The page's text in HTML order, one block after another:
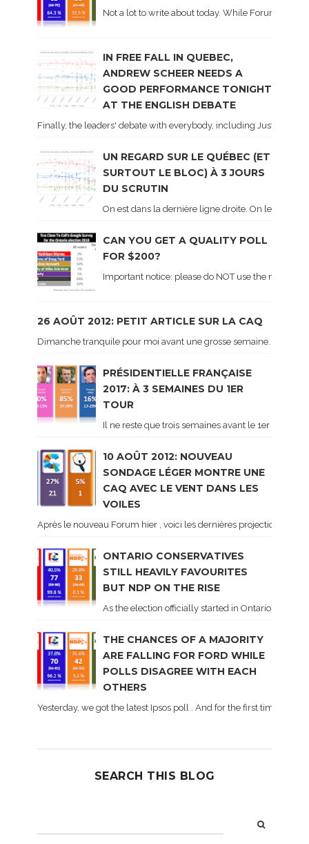
Not a lot to write about today. While Forum did
IN FREE FALL IN QUEBEC,
ANDREW SCHEER NEEDS A
GOOD PERFORMANCE TONIGHT
AT THE ENGLISH DEBATE
Finally, the leaders' debate with everybody, including Justin
UN REGARD SUR LE QUÉBEC (ET
SURTOUT LE BLOC) À 3 JOURS
DU SCRUTIN
On est dans la dernière ligne droite. On le sait
CAN YOU GET A QUALITY POLL
FOR $200?
Important notice: please do NOT use the
26 AOÛT 2012: PETIT ARTICLE SUR LA CAQ
Dimanche tranquile pour moi avant une grosse semaine. Voici
PRÉSIDENTIELLE FRANÇAISE
2017: À 3 SEMAINES DU 1ER
TOUR
Il ne reste que trois semaines avant le 1er tour de
10 AOÛT 2012: NOUVEAU
SONDAGE LÉGER MONTRE UNE
CAQ AVEC LE VENT DANS LES
VOILES
Après le nouveau Forum hier , voici les dernières projections
ONTARIO CONSERVATIVES
STILL HEAVILY FAVOURITES
BUT NDP ON THE RISE
As the election officially started in Ontario, some
THE CHANCES OF A MAJORITY
ARE FALLING FOR FORD WHILE
POLLS DISAGREE WITH EACH
OTHERS
Yesterday, we got the latest Ipsos poll . And for the first time
SEARCH THIS BLOG